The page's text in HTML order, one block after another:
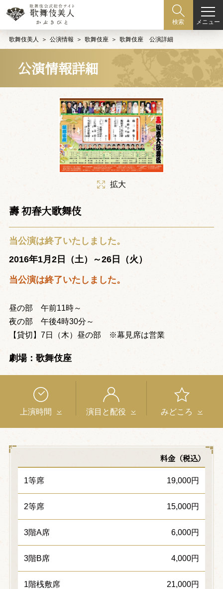
検索 メニュー
歌舞伎美人 公演情報 歌舞伎座 歌舞伎座 公演詳細
公演情報詳細
拡大
壽 初春大歌舞伎
当公演は終了いたしました。
2016年1月2日（土）～26日（火）
当公演は終了いたしました。
昼の部 午前11時～
夜の部 午後4時30分～
【貸切】7日（木）昼の部 ※幕見席は営業
劇場：歌舞伎座
上演時間 演目と配役 みどころ
料金（税込）
1等席 19,000円
2等席 15,000円
3階A席 6,000円
3階B席 4,000円
1階桟敷席 21,000円